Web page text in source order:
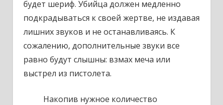
будет шериф. Убийца должен медленно
подкрадываться к своей жертве, не издавая
лишних звуков и не останавливаясь. К
сожалению, дополнительные звуки все
равно будут слышны: взмах меча или
выстрел из пистолета.
Накопив нужное количество